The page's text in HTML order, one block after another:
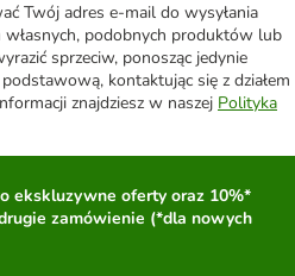
Twój adres e-mail do wysyłania
własnych, podobnych produktów lub
sprzeciw, ponosząc jedynie
kontaktując się z działem
znajdziesz w naszej Polityka
ekskluzywne oferty oraz 10%*
zamówienie (*dla nowych